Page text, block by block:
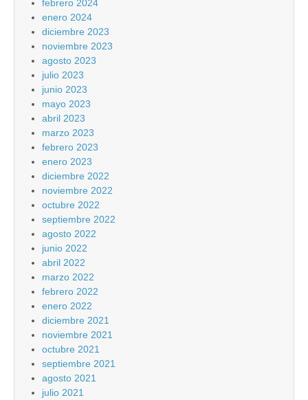
febrero 2024
enero 2024
diciembre 2023
noviembre 2023
agosto 2023
julio 2023
junio 2023
mayo 2023
abril 2023
marzo 2023
febrero 2023
enero 2023
diciembre 2022
noviembre 2022
octubre 2022
septiembre 2022
agosto 2022
junio 2022
abril 2022
marzo 2022
febrero 2022
enero 2022
diciembre 2021
noviembre 2021
octubre 2021
septiembre 2021
agosto 2021
julio 2021